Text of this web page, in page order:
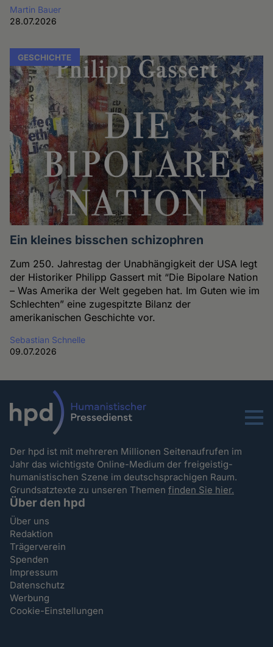
Martin Bauer
28.07.2026
GESCHICHTE
Ein kleines bisschen schizophren
Zum 250. Jahrestag der Unabhängigkeit der USA legt
der Historiker Philipp Gassert mit “Die Bipolare Nation
– Was Amerika der Welt gegeben hat. Im Guten wie im
Schlechten” eine zugespitzte Bilanz der
amerikanischen Geschichte vor.
Sebastian Schnelle
09.07.2026
Menu
Der hpd ist mit mehreren Millionen Seitenaufrufen im
Jahr das wichtigste Online-Medium der freigeistig-
humanistischen Szene im deutschsprachigen Raum.
Grundsatztexte zu unseren Themenfinden Sie hier.
Über den hpd
Über uns
Redaktion
Trägerverein
Spenden
Impressum
Datenschutz
Werbung
Cookie-Einstellungen